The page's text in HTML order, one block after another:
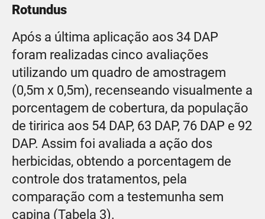
Rotundus
Após a última aplicação aos 34 DAP
foram realizadas cinco avaliações
utilizando um quadro de amostragem
(0,5m x 0,5m), recenseando visualmente a
porcentagem de cobertura, da população
de tiririca aos 54 DAP, 63 DAP, 76 DAP e 92
DAP. Assim foi avaliada a ação dos
herbicidas, obtendo a porcentagem de
controle dos tratamentos, pela
comparação com a testemunha sem
capina (Tabela 3).